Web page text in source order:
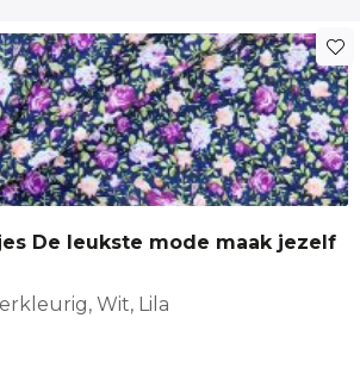
De leukste mode maak jezelf
Wit, Lila